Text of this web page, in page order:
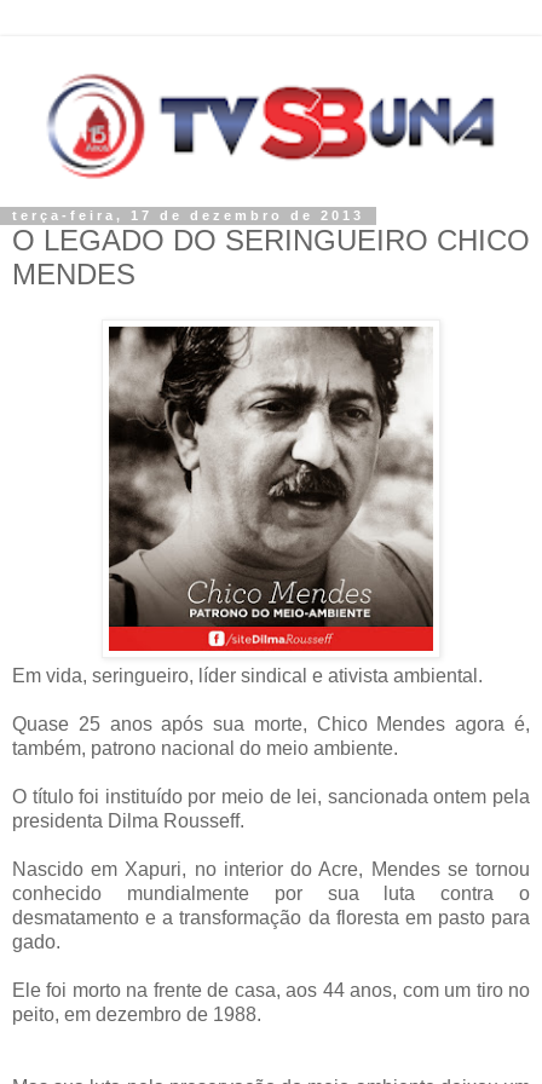
terça-feira, 17 de dezembro de 2013
O LEGADO DO SERINGUEIRO CHICO
MENDES
Em vida, seringueiro, líder sindical e ativista ambiental.
Quase 25 anos após sua morte, Chico Mendes agora é,
também, patrono nacional do meio ambiente.
O título foi instituído por meio de lei, sancionada ontem pela
presidenta Dilma Rousseff.
Nascido em Xapuri, no interior do Acre, Mendes se tornou
conhecido mundialmente por sua luta contra o
desmatamento e a transformação da floresta em pasto para
gado.
Ele foi morto na frente de casa, aos 44 anos, com um tiro no
peito, em dezembro de 1988.